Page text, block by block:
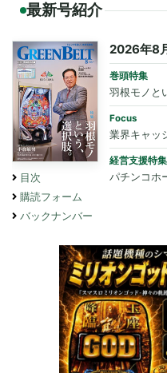
最新号紹介
目次
購読フォーム
バックナンバー
2026年8
巻頭特集
羽根モノと
Focus
業界キャッ
経営支援特集
パチンコホ